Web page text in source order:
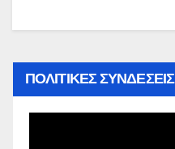
ΠΟΛΙΤΙΚΕΣ ΣΥΝΔΕΣΕΙΣ